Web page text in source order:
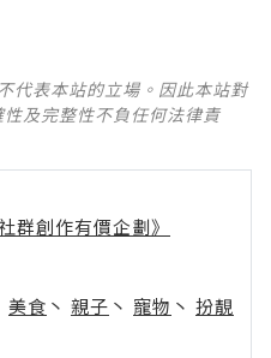
代表本站的立場。因此本站對
及完整性不負任何法律責
群創作有價企劃》
美食 丶 親子 丶 寵物 丶 扮靚